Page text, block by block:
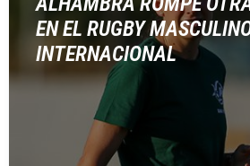
EN EL RUGBY
INTERNACIONAL